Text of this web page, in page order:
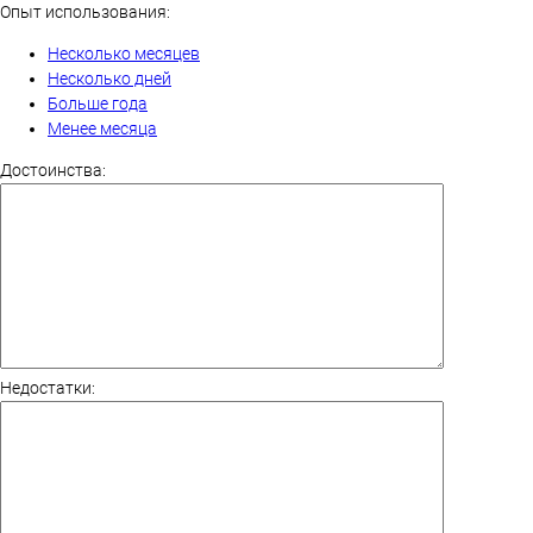
Опыт использования:
Несколько месяцев
Несколько дней
Больше года
Менее месяца
Достоинства:
Недостатки: